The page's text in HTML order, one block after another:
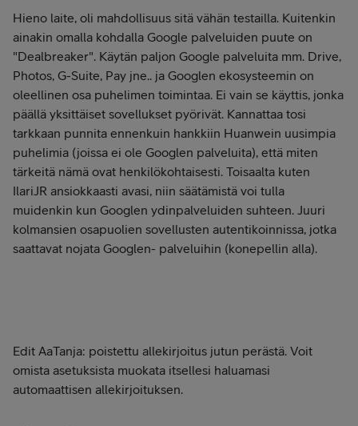
Hieno laite, oli mahdollisuus sitä vähän testailla. Kuitenkin
ainakin omalla kohdalla Google palveluiden puute on
"Dealbreaker". Käytän paljon Google palveluita mm. Drive,
Photos, G-Suite, Pay jne.. ja Googlen ekosysteemin on
oleellinen osa puhelimen toimintaa. Ei vain se käyttis, jonka
päällä yksittäiset sovellukset pyörivät. Kannattaa tosi
tarkkaan punnita ennenkuin hankkiin Huanwein uusimpia
puhelimia (joissa ei ole Googlen palveluita), että miten
tärkeitä nämä ovat henkilökohtaisesti. Toisaalta kuten
IlariJR ansiokkaasti avasi, niin säätämistä voi tulla
muidenkin kun Googlen ydinpalveluiden suhteen. Juuri
kolmansien osapuolien sovellusten autentikoinnissa, jotka
saattavat nojata Googlen- palveluihin (konepellin alla).
Edit AaTanja: poistettu allekirjoitus jutun perästä. Voit
omista asetuksista muokata itsellesi haluamasi
automaattisen allekirjoituksen.